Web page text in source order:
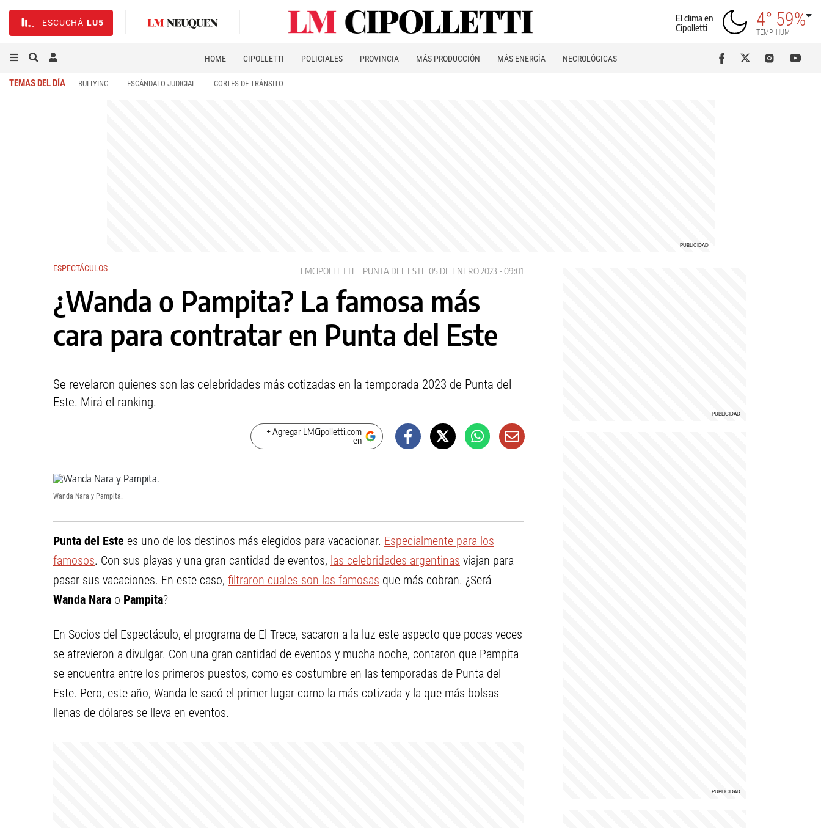
ESCUCHÁ LU5
El clima en
Cipolletti
4°
TEMP
59%
HUM
HOME CIPOLLETTI POLICIALES PROVINCIA MÁS PRODUCCIÓN MÁS ENERGÍA NECROLÓGICAS
TEMAS DEL DÍA BULLYING ESCÁNDALO JUDICIAL CORTES DE TRÁNSITO
ESPECTÁCULOS LMCIPOLLETTI PUNTA DEL ESTE 05 DE ENERO 2023 - 09:01
¿Wanda o Pampita? La famosa más
cara para contratar en Punta del Este
Se revelaron quienes son las celebridades más cotizadas en la temporada 2023 de Punta del
Este. Mirá el ranking.
+ Agregar LMCipolletti.com
en
Wanda Nara y Pampita.
Punta del Este es uno de los destinos más elegidos para vacacionar. Especialmente para los
famosos. Con sus playas y una gran cantidad de eventos, las celebridades argentinas viajan para
pasar sus vacaciones. En este caso, filtraron cuales son las famosas que más cobran. ¿Será
Wanda Nara o Pampita?
En Socios del Espectáculo, el programa de El Trece, sacaron a la luz este aspecto que pocas veces
se atrevieron a divulgar. Con una gran cantidad de eventos y mucha noche, contaron que Pampita
se encuentra entre los primeros puestos, como es costumbre en las temporadas de Punta del
Este. Pero, este año, Wanda le sacó el primer lugar como la más cotizada y la que más bolsas
llenas de dólares se lleva en eventos.